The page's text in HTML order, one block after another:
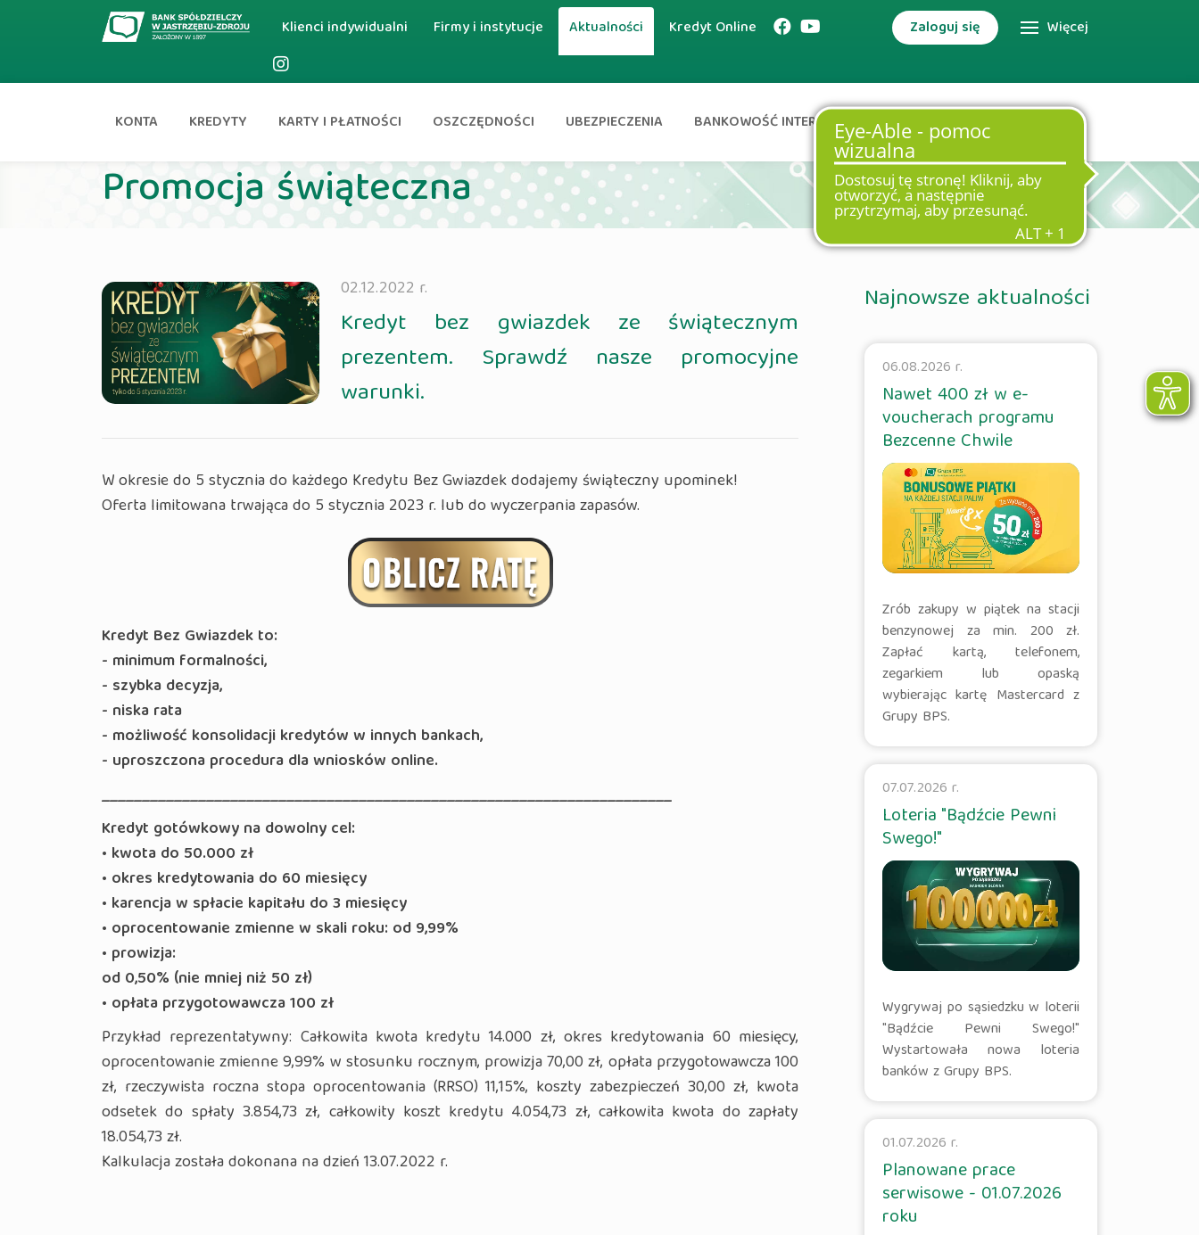
Klienci indywidualni Firmy i instytucje Aktualności Kredyt Online Zaloguj się Więcej
KONTA KREDYTY KARTY I PŁATNOŚCI OSZCZĘDNOŚCI UBEZPIECZENIA BANKOWOŚĆ INTERNETOWA
DODATKOWE USŁUGI
Promocja świąteczna
02.12.2022 r.
Kredyt bez gwiazdek ze świątecznym
prezentem. Sprawdź nasze promocyjne
warunki.
W okresie do 5 stycznia do każdego Kredytu Bez Gwiazdek dodajemy świąteczny upominek!
Oferta limitowana trwająca do 5 stycznia 2023 r. lub do wyczerpania zapasów.
Kredyt Bez Gwiazdek to:
- minimum formalności,
- szybka decyzja,
- niska rata
- możliwość konsolidacji kredytów w innych bankach,
- uproszczona procedura dla wniosków online.
_______________________________________________________________________
Kredyt gotówkowy na dowolny cel:
• kwota do 50.000 zł
• okres kredytowania do 60 miesięcy
• karencja w spłacie kapitału do3 miesięcy
• oprocentowanie zmienne w skali roku: od 9,99%
• prowizja:
od 0,50% (nie mniej niż 50 zł)
• opłata przygotowawcza100 zł
Przykład reprezentatywny: Całkowita kwota kredytu 14.000 zł, okres kredytowania 60 miesięcy,
oprocentowanie zmienne 9,99% w stosunku rocznym, prowizja 70,00 zł, opłata przygotowawcza 100
zł, rzeczywista roczna stopa oprocentowania (RRSO) 11,15%, koszty zabezpieczeń 30,00 zł, kwota
odsetek do spłaty 3.854,73 zł, całkowity koszt kredytu 4.054,73 zł, całkowita kwota do zapłaty
18.054,73 zł.
Kalkulacja została dokonana na dzień 13.07.2022 r.
Najnowsze aktualności
06.08.2026 r.
Nawet 400 zł w e-
voucherach programu
Bezcenne Chwile
Zrób zakupy w piątek na stacji
benzynowej za min. 200 zł.
Zapłać kartą, telefonem,
zegarkiem lub opaską
wybierając kartę Mastercard z
Grupy BPS.
07.07.2026 r.
Loteria "Bądźcie Pewni
Swego!"
Wygrywaj po sąsiedzku w loterii
"Bądźcie Pewni Swego!"
Wystartowała nowa loteria
banków z Grupy BPS.
01.07.2026 r.
Planowane prace
serwisowe - 01.07.2026
roku